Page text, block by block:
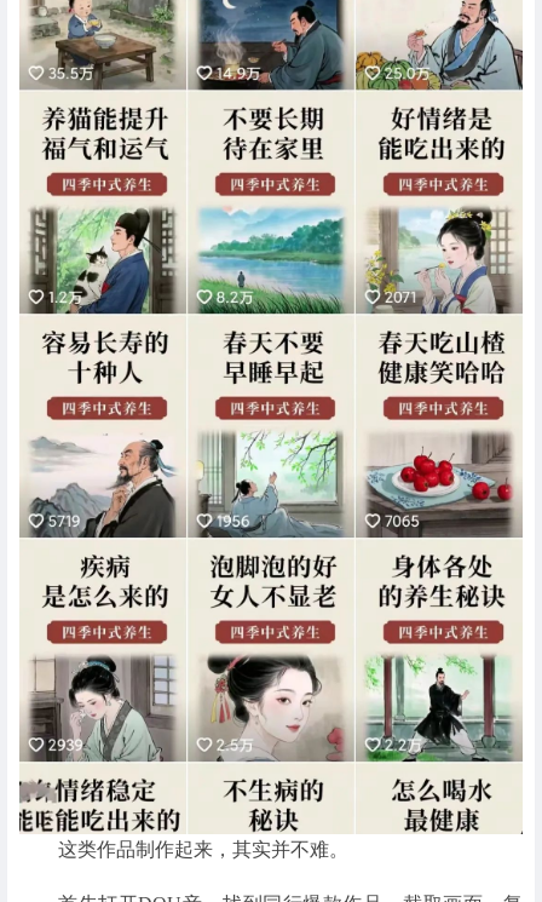
这类作品制作起来，其实并不难。